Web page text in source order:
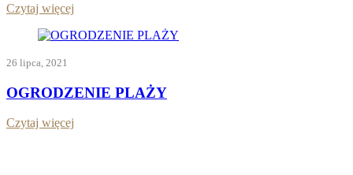
Czytaj więcej
26 lipca, 2021
OGRODZENIE PLAŻY
Czytaj więcej